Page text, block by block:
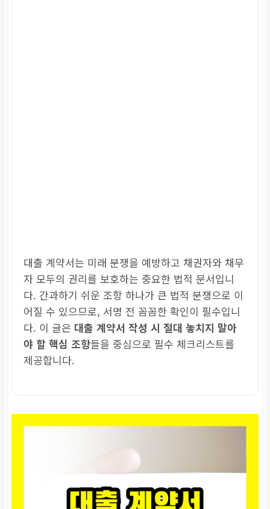
대출 계약서는 미래 분쟁을 예방하고 채권자와 채무
자 모두의 권리를 보호하는 중요한 법적 문서입니
다. 간과하기 쉬운 조항 하나가 큰 법적 분쟁으로 이
어질 수 있으므로, 서명 전 꼼꼼한 확인이 필수입니
다. 이 글은 대출 계약서 작성 시 절대 놓치지 말아
야 할 핵심 조항들을 중심으로 필수 체크리스트를
제공합니다.